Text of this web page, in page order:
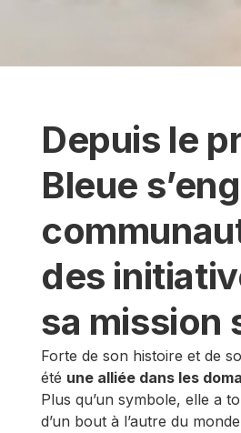
Depuis le
Bleue
des
sa mission
Forte de son histoire et de
été une alliée dans les
Plus qu’un symbole, elle a
d’un bout à l’autre du